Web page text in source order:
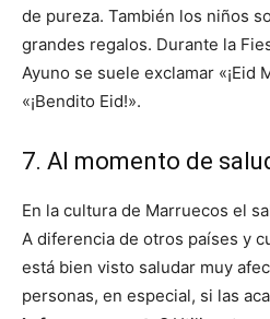
de pureza. También los niños
grandes regalos. Durante la
Ayuno se suele exclamar «¡Eid
«¡Bendito Eid!».
7. Al momento de
En la cultura de Marruecos el
A diferencia de otros países y
está bien visto saludar muy
personas, en especial, si las